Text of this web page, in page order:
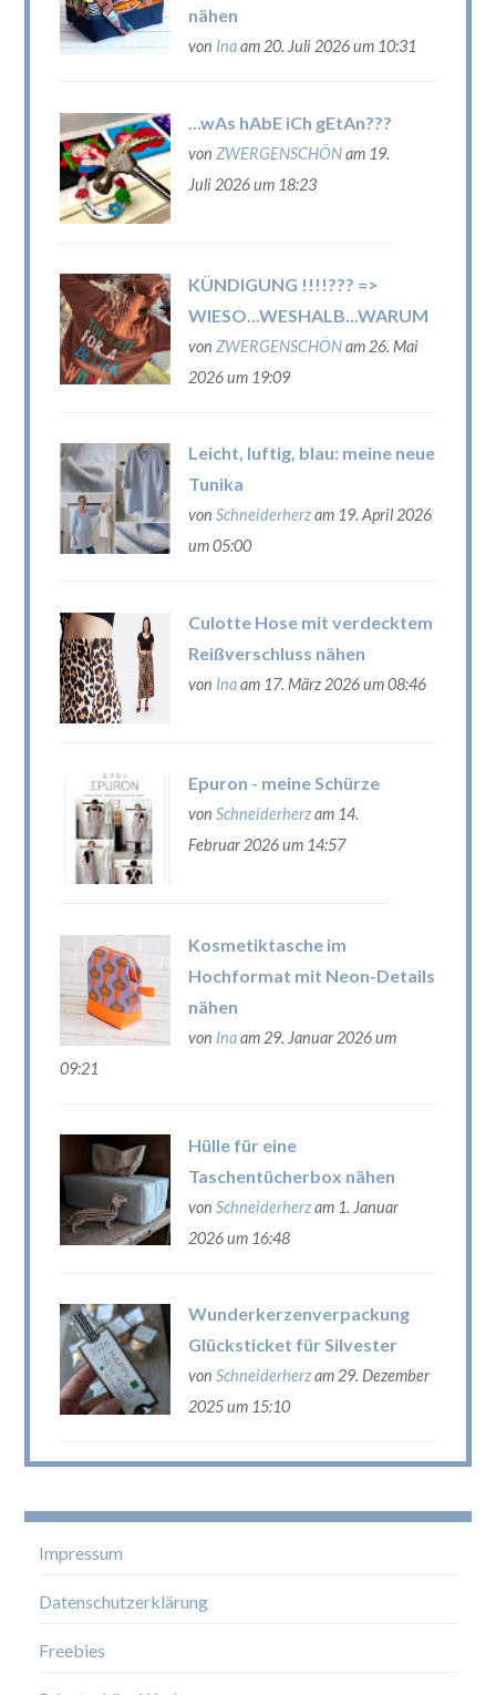
nähen
von Inaam 20. Juli 2026 um 10:31
...wAs hAbE iCh gEtAn???
von ZWERGENSCHÖNam 19.
Juli 2026 um 18:23
KÜNDIGUNG !!!!??? =>
WIESO...WESHALB...WARUM
von ZWERGENSCHÖNam 26. Mai
2026 um 19:09
Leicht, luftig, blau: meine neue
Tunika
von Schneiderherzam 19. April 2026
um 05:00
Culotte Hose mit verdecktem
Reißverschluss nähen
von Inaam 17. März 2026 um 08:46
Epuron - meine Schürze
von Schneiderherzam 14.
Februar 2026 um 14:57
Kosmetiktasche im
Hochformat mit Neon-Details
nähen
von Inaam 29. Januar 2026 um
09:21
Hülle für eine
Taschentücherbox nähen
von Schneiderherzam 1. Januar
2026 um 16:48
Wunderkerzenverpackung
Glücksticket für Silvester
von Schneiderherzam 29. Dezember
2025 um 15:10
Impressum
Datenschutzerklärung
Freebies